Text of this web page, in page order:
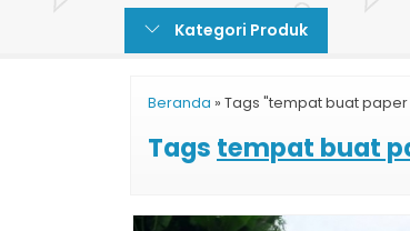
Kategori Produk
Beranda » Tags "tempat buat
Tags tempat buat